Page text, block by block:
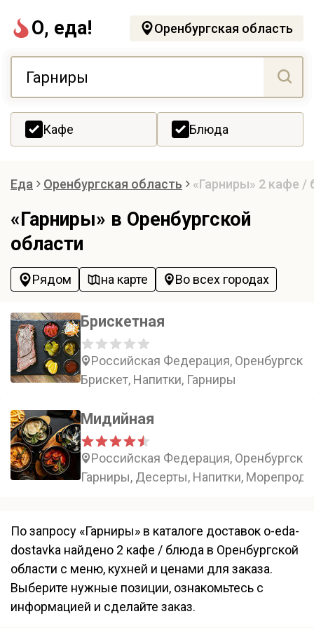
О, еда! Оренбургская область
Кафе Блюда
Еда Оренбургская область «Гарниры» 2 кафе /
«Гарниры» в Оренбургской
области
Рядом на карте Во всех городах
Брискетная
Российская Федерация,
Брискет, Напитки, Гарниры
Мидийная
Российская Федерация,
Гарниры, Десерты, Напитки,
По запросу «Гарниры» в каталоге доставок o-eda-
dostavka найдено 2 кафе / блюда в Оренбургской
области с меню, кухней и ценами для заказа.
Выберите нужные позиции, ознакомьтесь с
информацией и сделайте заказ.